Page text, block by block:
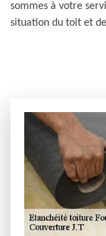
sommes à votre
situation du toit et